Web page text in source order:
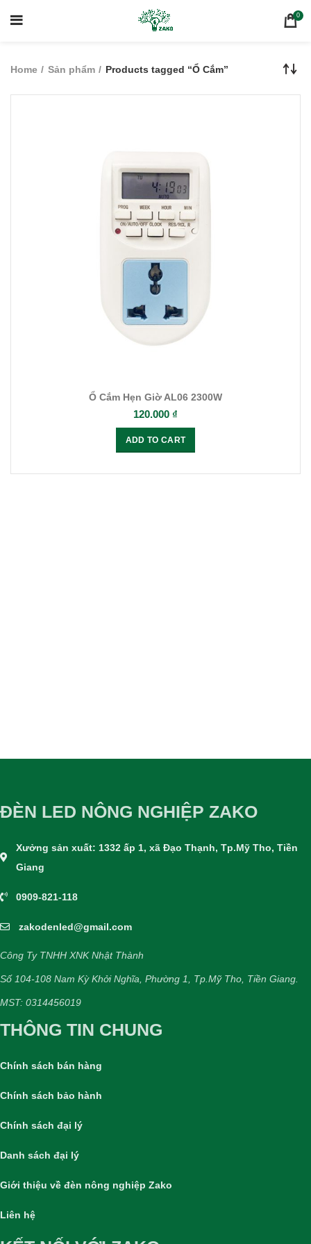
0
Home Sản phẩm Products tagged “Ổ Cắm”
Ổ Cắm Hẹn Giờ AL06 2300W
120.000 ₫
ADD TO CART
ĐÈN LED NÔNG NGHIỆP ZAKO
Xưởng sản xuất: 1332 ấp 1, xã Đạo Thạnh, Tp.Mỹ Tho, Tiền
Giang
0909-821-118
zakodenled@gmail.com
Công Ty TNHH XNK Nhật Thành
Số 104-108 Nam Kỳ Khởi Nghĩa, Phường 1, Tp.Mỹ Tho, Tiền Giang.
MST: 0314456019
THÔNG TIN CHUNG
Chính sách bán hàng
Chính sách bảo hành
Chính sách đại lý
Danh sách đại lý
Giới thiệu về đèn nông nghiệp Zako
Liên hệ